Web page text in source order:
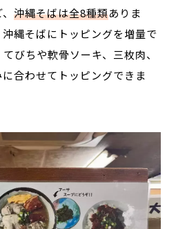
、沖縄そばは全8種類ありま
縄そばにトッピングを増量で
びちや軟骨ソーキ、三枚肉、
合わせてトッピングできま